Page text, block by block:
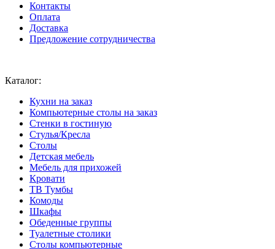
Контакты
Оплата
Доставка
Предложение сотрудничества
Каталог:
Кухни на заказ
Компьютерные столы на заказ
Стенки в гостиную
Стулья/Кресла
Столы
Детская мебель
Мебель для прихожей
Кровати
ТВ Тумбы
Комоды
Шкафы
Обеденные группы
Туалетные столики
Столы компьютерные